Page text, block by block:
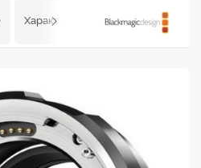
Характеристики Отзывы